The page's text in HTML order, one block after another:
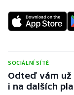
Plážový volejbal
Rychlobruslení
Rychlostní
SOCIÁLNÍ SÍTĚ
Odteď vám už
i na dalších